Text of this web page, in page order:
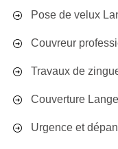
Pose de velux
Couvreur
Travaux de
Couverture
Urgence et